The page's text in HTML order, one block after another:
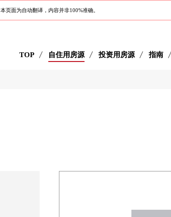
本页面为自动翻译，内容并非100%准确。
TOP 自住用房源 投资用房源 指南